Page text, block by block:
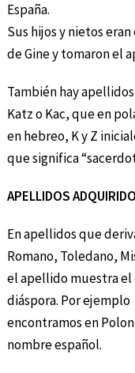
España.
Sus hijos y nietos
de Gine y tomaron el
También hay
Katz o Kac, que en
en hebreo, K y Z
que significa
APELLIDOS
En apellidos que
Romano, Toledano,
el apellido muestra el
diáspora. Por ejemplo
encontramos en
nombre español.